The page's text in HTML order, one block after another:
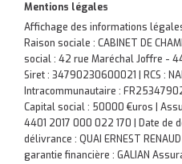
Mentions légales
Affichage des informations légales
Raison sociale : CABINET DE
social : 42 rue Maréchal Joffre -
Siret : 34790230600021 | RCS :
Intracommunautaire :
Capital social : 50000 €uros |
4401 2017 000 022 170 | Date de
délivrance : QUAI ERNEST
garantie financière : GALIAN